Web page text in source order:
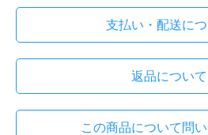
支払い・配送に
返品について
この商品について問